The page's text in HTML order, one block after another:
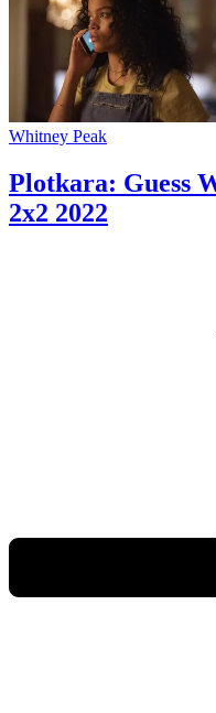
Whitney Peak
Plotkara: Guess
2x2 2022